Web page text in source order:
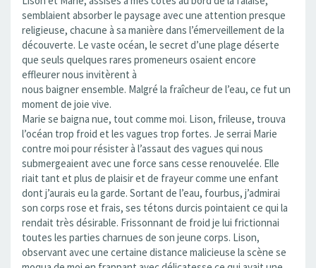
semblaient absorber le paysage avec une attention presque
religieuse, chacune à sa manière dans l’émerveillement de la
découverte. Le vaste océan, le secret d’une plage déserte
que seuls quelques rares promeneurs osaient encore
effleurer nous invitèrent à
nous baigner ensemble. Malgré la fraîcheur de l’eau, ce fut un
moment de joie vive.
Marie se baigna nue, tout comme moi. Lison, frileuse, trouva
l’océan trop froid et les vagues trop fortes. Je serrai Marie
contre moi pour résister à l’assaut des vagues qui nous
submergeaient avec une force sans cesse renouvelée. Elle
riait tant et plus de plaisir et de frayeur comme une enfant
dont j’aurais eu la garde. Sortant de l’eau, fourbus, j’admirai
son corps rose et frais, ses tétons durcis pointaient ce qui la
rendait très désirable. Frissonnant de froid je lui frictionnai
toutes les parties charnues de son jeune corps. Lison,
observant avec une certaine distance malicieuse la scène se